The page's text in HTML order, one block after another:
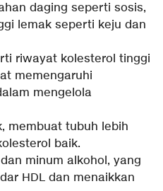
daging seperti sosis,
lemak seperti keju dan
riwayat kolesterol tinggi
memengaruhi
mengelola
membuat tubuh lebih
baik.
minum alkohol, yang
HDL dan menaikkan